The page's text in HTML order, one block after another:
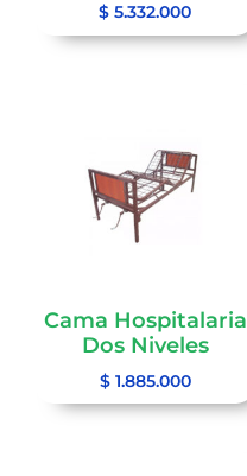
$ 5.332.000
Cama Hospitalaria
Dos Niveles
$1.885.000